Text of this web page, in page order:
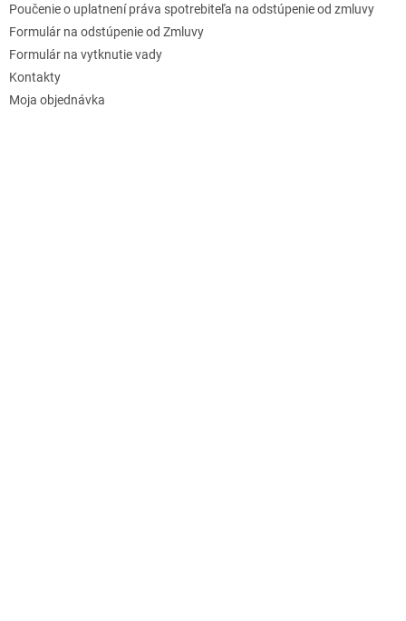
Poučenie o uplatnení práva spotrebiteľa na odstúpenie od zmluvy
Formulár na odstúpenie od Zmluvy
Formulár na vytknutie vady
Kontakty
Moja objednávka